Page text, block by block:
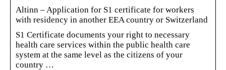
Altinn – Application for S1 certificate for workers
with residency in another EEA country or Switzerland
S1 Certificate documents your right to necessary
health care services within the public health care
system at the same level as the citizens of your
country …